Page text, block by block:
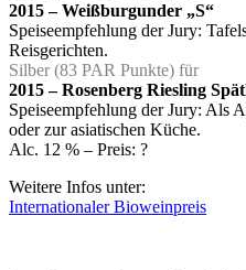
2015 – Weißburgunder „S“
Speiseempfehlung der Jury:
Reisgerichten.
Silber (83 PAR Punkte) für
2015 – Rosenberg Riesling
Speiseempfehlung der Jury: Als
oder zur asiatischen Küche.
Alc. 12 % – Preis: ?
Weitere Infos unter:
Internationaler Bioweinpreis